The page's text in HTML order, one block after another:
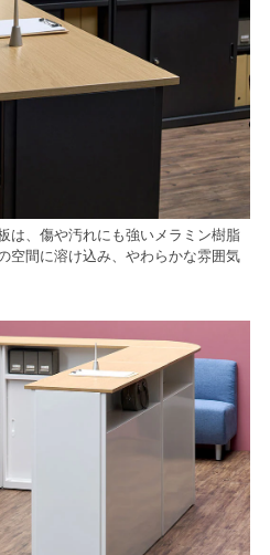
は、傷や汚れにも強いメラミン樹脂
空間に溶け込み、やわらかな雰囲気